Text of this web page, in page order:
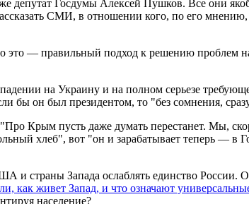
депутат Госдумы Алексей Пушков. Все они
СМИ, в отношении кого, по его
это — правильный подход к решению проблем
на Украину и на полном серьезе
бы он был президентом, то "без сомнения,
Крым пусть даже думать перестанет. Мы,
хлеб", вот "он и зарабатывает теперь — в
и страны Запада ослаблять единство России.
как живет Запад, и что означают
население?